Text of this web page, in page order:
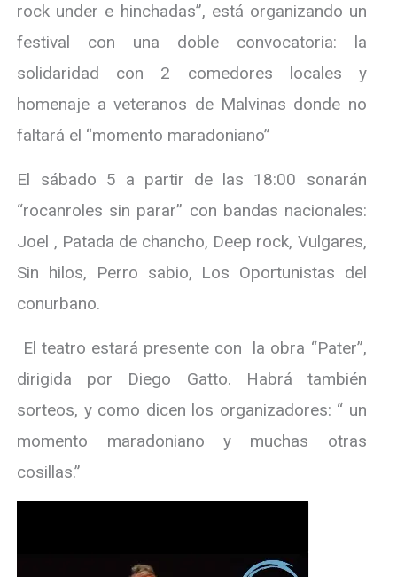
rock under e hinchadas”, está organizando un
festival con una doble convocatoria: la
solidaridad con 2 comedores locales y
homenaje a veteranos de Malvinas donde no
faltará el “momento maradoniano”
El sábado 5 a partir de las 18:00 sonarán
“rocanroles sin parar” con bandas nacionales:
Joel , Patada de chancho, Deep rock, Vulgares,
Sin hilos, Perro sabio, Los Oportunistas del
conurbano.
El teatro estará presente con la obra “Pater”,
dirigida por Diego Gatto. Habrá también
sorteos, y como dicen los organizadores: “ un
momento maradoniano y muchas otras
cosillas.”